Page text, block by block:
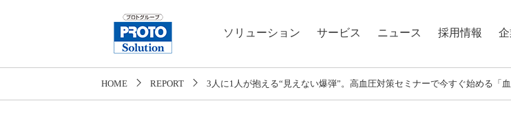
ソリューション サービス ニュース 採用情報
HOME REPORT 3人に1人が抱える“見えない爆弾”。高血圧対策セミナーで今すぐ始める「血